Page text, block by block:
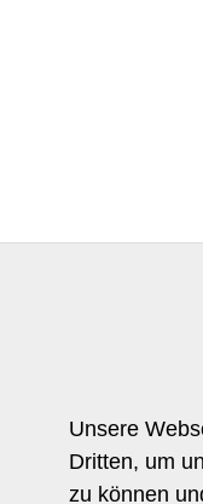
Unsere
Dritten, um
zu können